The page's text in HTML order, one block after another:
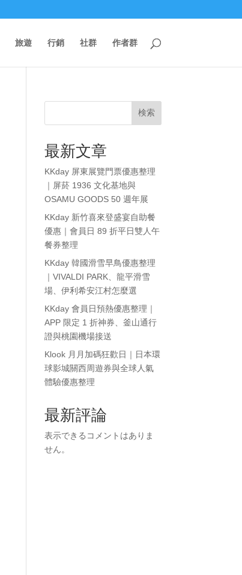
旅遊 行銷 社群 作者群
検索
最新文章
KKday 屏東展覽門票優惠整理
｜屏菸 1936 文化基地與
OSAMU GOODS 50 週年展
KKday 新竹喜來登盛宴自助餐
優惠｜會員日 89 折平日雙人午
餐券整理
KKday 韓國滑雪早鳥優惠整理
｜VIVALDI PARK、龍平滑雪
場、伊利希安江村怎麼選
KKday 會員日預熱優惠整理｜
APP 限定 1 折神券、釜山通行
證與桃園機場接送
Klook 月月加碼狂歡日｜日本環
球影城關西周遊券與全球人氣
體驗優惠整理
最新評論
表示できるコメントはありま
せん。